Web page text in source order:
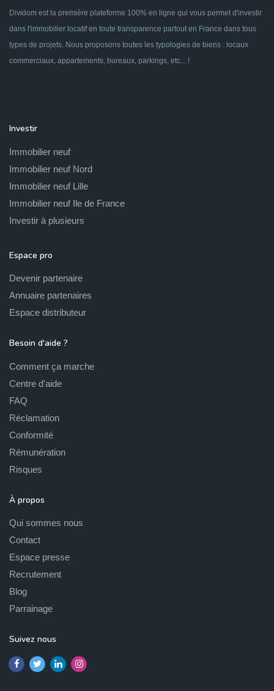
Dividom est la première plateforme 100% en ligne qui vous permet d'investir
dans l'immobilier locatif en toute transparence partout en France dans tous
types de projets. Nous proposons toutes les typologies de biens : locaux
commerciaux, appartements, bureaux, parkings, etc... !
Investir
Immobilier neuf
Immobilier neuf Nord
Immobilier neuf Lille
Immobilier neuf Ile de France
Investir à plusieurs
Espace pro
Devenir partenaire
Annuaire partenaires
Espace distributeur
Besoin d'aide ?
Comment ça marche
Centre d'aide
FAQ
Réclamation
Conformité
Rémunération
Risques
À propos
Qui sommes nous
Contact
Espace presse
Recrutement
Blog
Parrainage
Suivez nous